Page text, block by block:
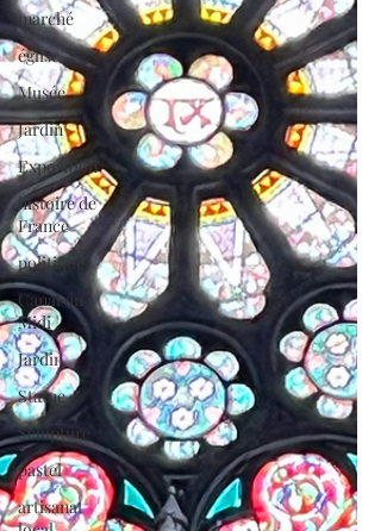
marché
église
Musée
Jardin
Exposition
histoire de
France
politique
Canal du
Midi
Jardin
Statue
Sculpture
pastel
artisanat